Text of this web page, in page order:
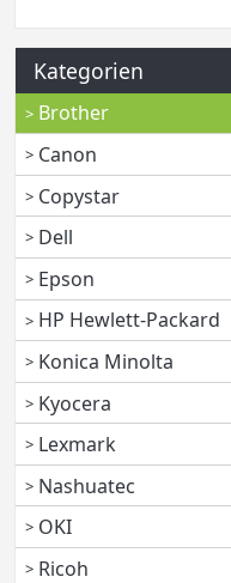
Kategorien
Brother
Canon
Copystar
Dell
Epson
HP Hewlett-Packard
Konica Minolta
Kyocera
Lexmark
Nashuatec
OKI
Ricoh